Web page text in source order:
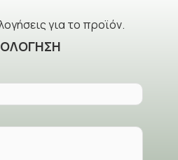
για το προϊόν.